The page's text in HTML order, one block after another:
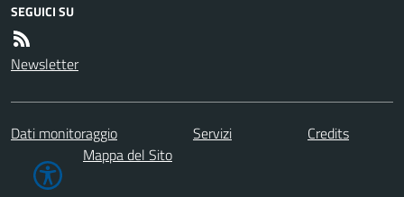
SEGUICI SU
Newsletter
Dati monitoraggio Servizi
Credits
Mappa del Sito